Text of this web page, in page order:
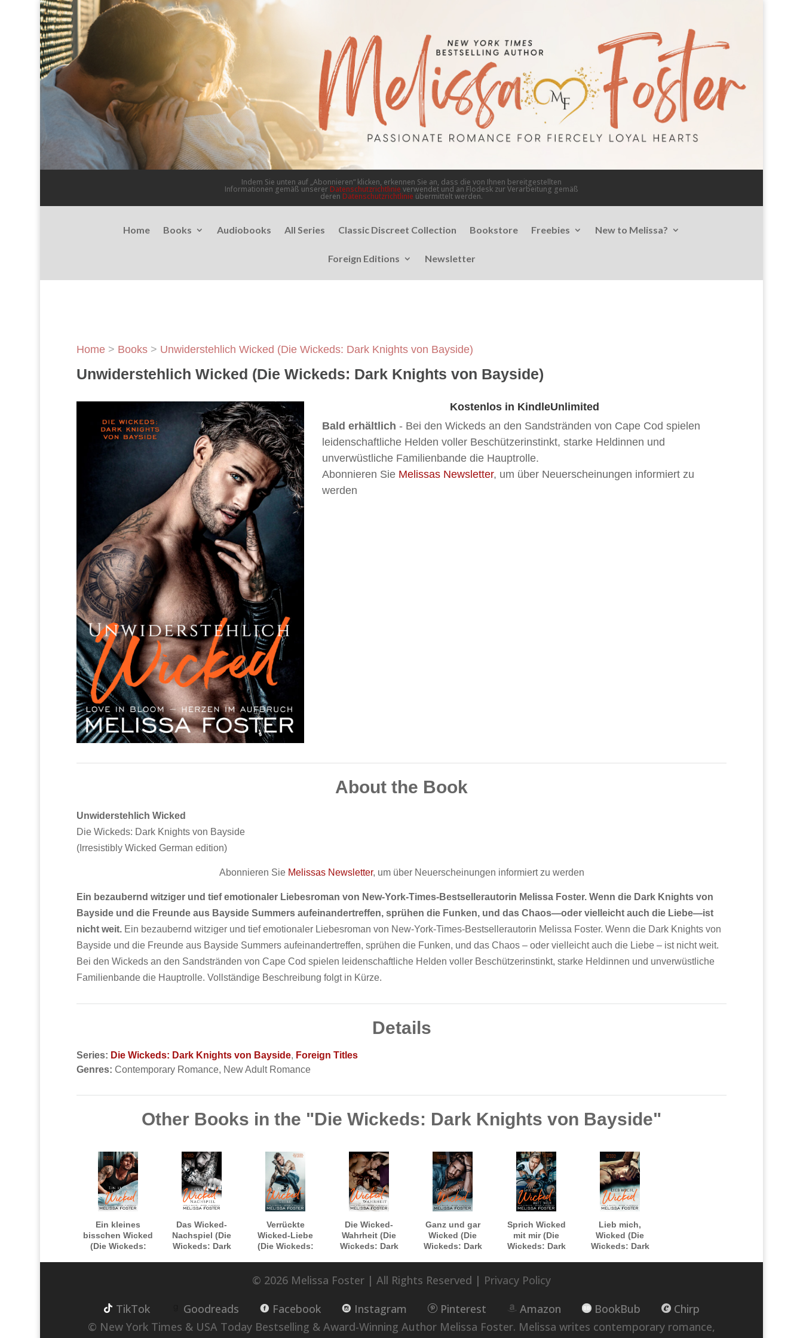
Indem Sie unten auf „Abonnieren“ klicken, erkennen Sie an, dass die von Ihnen bereitgestellten
Informationen gemäß unserer Datenschutzrichtlinie verwendet und an Flodesk zur Verarbeitung gemäß
deren Datenschutzrichtlinie übermittelt werden.
Home Books Audiobooks All Series Classic Discreet Collection Bookstore Freebies New to Melissa?
Foreign Editions Newsletter
Home> Books> Unwiderstehlich Wicked (Die Wickeds: Dark Knights von Bayside)
Unwiderstehlich Wicked (Die Wickeds: Dark Knights von Bayside)
Kostenlos in KindleUnlimited
Bald erhältlich - Bei den Wickeds an den Sandstränden von Cape Cod spielen
leidenschaftliche Helden voller Beschützerinstinkt, starke Heldinnen und
unverwüstliche Familienbande die Hauptrolle.
Abonnieren Sie Melissas Newsletter, um über Neuerscheinungen informiert zu
werden
About the Book
Unwiderstehlich Wicked
Die Wickeds: Dark Knights von Bayside
(Irresistibly Wicked German edition)
Abonnieren Sie Melissas Newsletter, um über Neuerscheinungen informiert zu werden
Ein bezaubernd witziger und tief emotionaler Liebesroman von New-York-Times-Bestsellerautorin Melissa Foster. Wenn die Dark Knights von
Bayside und die Freunde aus Bayside Summers aufeinandertreffen, sprühen die Funken, und das Chaos—oder vielleicht auch die Liebe—ist
nicht weit. Ein bezaubernd witziger und tief emotionaler Liebesroman von New-York-Times-Bestsellerautorin Melissa Foster. Wenn die Dark Knights von
Bayside und die Freunde aus Bayside Summers aufeinandertreffen, sprühen die Funken, und das Chaos – oder vielleicht auch die Liebe – ist nicht weit.
Bei den Wickeds an den Sandstränden von Cape Cod spielen leidenschaftliche Helden voller Beschützerinstinkt, starke Heldinnen und unverwüstliche
Familienbande die Hauptrolle. Vollständige Beschreibung folgt in Kürze.
Details
Series: Die Wickeds: Dark Knights von Bayside, Foreign Titles
Genres: Contemporary Romance, New Adult Romance
Other Books in the "Die Wickeds: Dark Knights von Bayside"
Ein kleines
bisschen Wicked
(Die Wickeds:
Das Wicked-
Nachspiel (Die
Wickeds: Dark
Verrückte
Wicked-Liebe
(Die Wickeds:
Die Wicked-
Wahrheit (Die
Wickeds: Dark
Ganz und gar
Wicked (Die
Wickeds: Dark
Sprich Wicked
mit mir (Die
Wickeds: Dark
Lieb mich,
Wicked (Die
Wickeds: Dark
© 2026 Melissa Foster | All Rights Reserved | Privacy Policy
TikTok
Goodreads Facebook Instagram Pinterest Amazon BookBub
Chirp
© New York Times & USA Today Bestselling & Award-Winning Author Melissa Foster. Melissa writes contemporary romance,